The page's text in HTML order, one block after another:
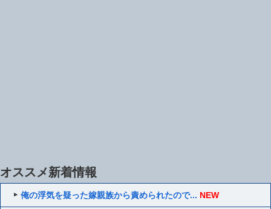
オススメ新着情報
俺の浮気を疑った嫁親族から責められたので... NEW